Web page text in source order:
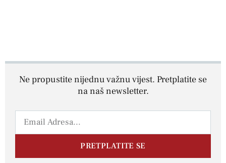
Ne propustite nijednu važnu vijest. Pretplatite se
na naš newsletter.
PRETPLATITE SE